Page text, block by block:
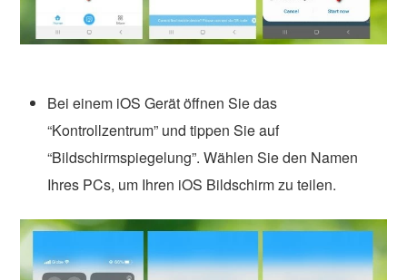
Bei einem iOS Gerät öffnen Sie das
“Kontrollzentrum” und tippen Sie auf
“Bildschirmspiegelung”. Wählen Sie den Namen
Ihres PCs, um Ihren iOS Bildschirm zu teilen.